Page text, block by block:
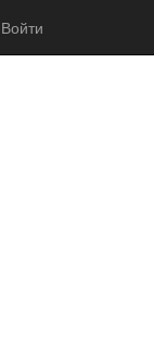
Войти